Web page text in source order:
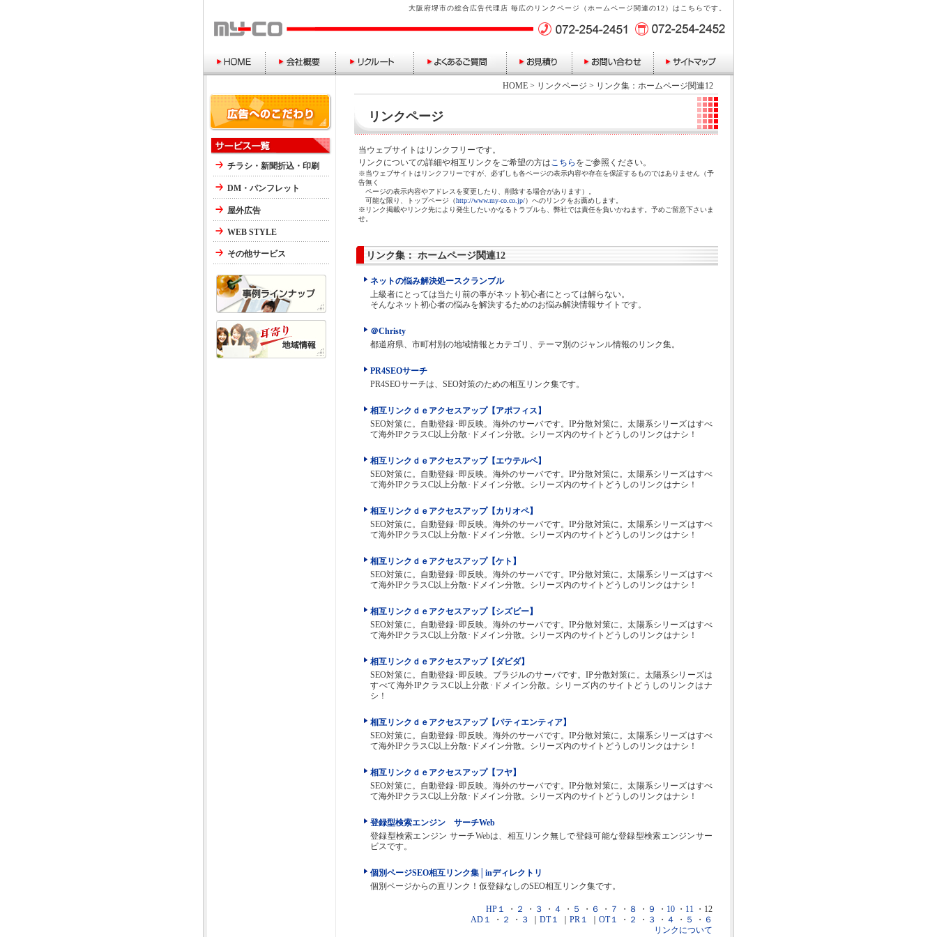
大阪府堺市の総合広告代理店 毎広のリンクページ（ホームページ関連の12）はこちらです。
HOME > リンクページ > リンク集：ホームページ関連12
リンクページ
当ウェブサイトはリンクフリーです。
リンクについての詳細や相互リンクをご希望の方はこちら をご参照ください。
※当ウェブサイトはリンクフリーですが、必ずしも各ページの表示内容や存在を保証するものではありません（予
告無く
ページの表示内容やアドレスを変更したり、削除する場合があります）。
可能な限り、トップページ（http://www.my-co.co.jp/）へのリンクをお薦めします。
※リンク掲載やリンク先により発生したいかなるトラブルも、弊社では責任を負いかねます。予めご留意下さいま
せ。
リンク集： ホームページ関連12
ネットの悩み解決処ースクランブル
上級者にとっては当たり前の事がネット初心者にとっては解らない。
そんなネット初心者の悩みを解決するためのお悩み解決情報サイトです。
＠Christy
都道府県、市町村別の地域情報とカテゴリ、テーマ別のジャンル情報のリンク集。
PR4SEOサーチ
PR4SEOサーチは、SEO対策のための相互リンク集です。
相互リンクｄｅアクセスアップ【アポフィス】
SEO対策に。自動登録･即反映。海外のサーバです。IP分散対策に。太陽系シリーズはすべ
て海外IPクラスC以上分散･ドメイン分散。シリーズ内のサイトどうしのリンクはナシ！
相互リンクｄｅアクセスアップ【エウテルペ】
SEO対策に。自動登録･即反映。海外のサーバです。IP分散対策に。太陽系シリーズはすべ
て海外IPクラスC以上分散･ドメイン分散。シリーズ内のサイトどうしのリンクはナシ！
相互リンクｄｅアクセスアップ【カリオペ】
SEO対策に。自動登録･即反映。海外のサーバです。IP分散対策に。太陽系シリーズはすべ
て海外IPクラスC以上分散･ドメイン分散。シリーズ内のサイトどうしのリンクはナシ！
相互リンクｄｅアクセスアップ【ケト】
SEO対策に。自動登録･即反映。海外のサーバです。IP分散対策に。太陽系シリーズはすべ
て海外IPクラスC以上分散･ドメイン分散。シリーズ内のサイトどうしのリンクはナシ！
相互リンクｄｅアクセスアップ【シズビー】
SEO対策に。自動登録･即反映。海外のサーバです。IP分散対策に。太陽系シリーズはすべ
て海外IPクラスC以上分散･ドメイン分散。シリーズ内のサイトどうしのリンクはナシ！
相互リンクｄｅアクセスアップ【ダビダ】
SEO対策に。自動登録･即反映。ブラジルのサーバです。IP分散対策に。太陽系シリーズは
すべて海外IPクラスC以上分散･ドメイン分散。シリーズ内のサイトどうしのリンクはナ
シ！
相互リンクｄｅアクセスアップ【パティエンティア】
SEO対策に。自動登録･即反映。海外のサーバです。IP分散対策に。太陽系シリーズはすべ
て海外IPクラスC以上分散･ドメイン分散。シリーズ内のサイトどうしのリンクはナシ！
相互リンクｄｅアクセスアップ【フヤ】
SEO対策に。自動登録･即反映。海外のサーバです。IP分散対策に。太陽系シリーズはすべ
て海外IPクラスC以上分散･ドメイン分散。シリーズ内のサイトどうしのリンクはナシ！
登録型検索エンジン サーチWeb
登録型検索エンジン サーチWebは、相互リンク無しで登録可能な登録型検索エンジンサー
ビスです。
個別ページSEO相互リンク集│inディレクトリ
個別ページからの直リンク！仮登録なしのSEO相互リンク集です。
HP１ ・ ２ ・ ３ ・ ４ ・ ５ ・ ６ ・ ７ ・ ８ ・ ９ ・ 10 ・ 11 ・12
AD１
・ ２ ・ ３ DT１ PR１ OT１ ・ ２ ・ ３ ・ ４ ・ ５ ・ ６
リンクについて
チラシ・新聞折込・印刷
DM・パンフレット
屋外広告
WEB STYLE
その他サービス